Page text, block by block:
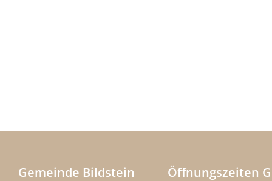
Gemeinde Bildstein Öffnungszeiten